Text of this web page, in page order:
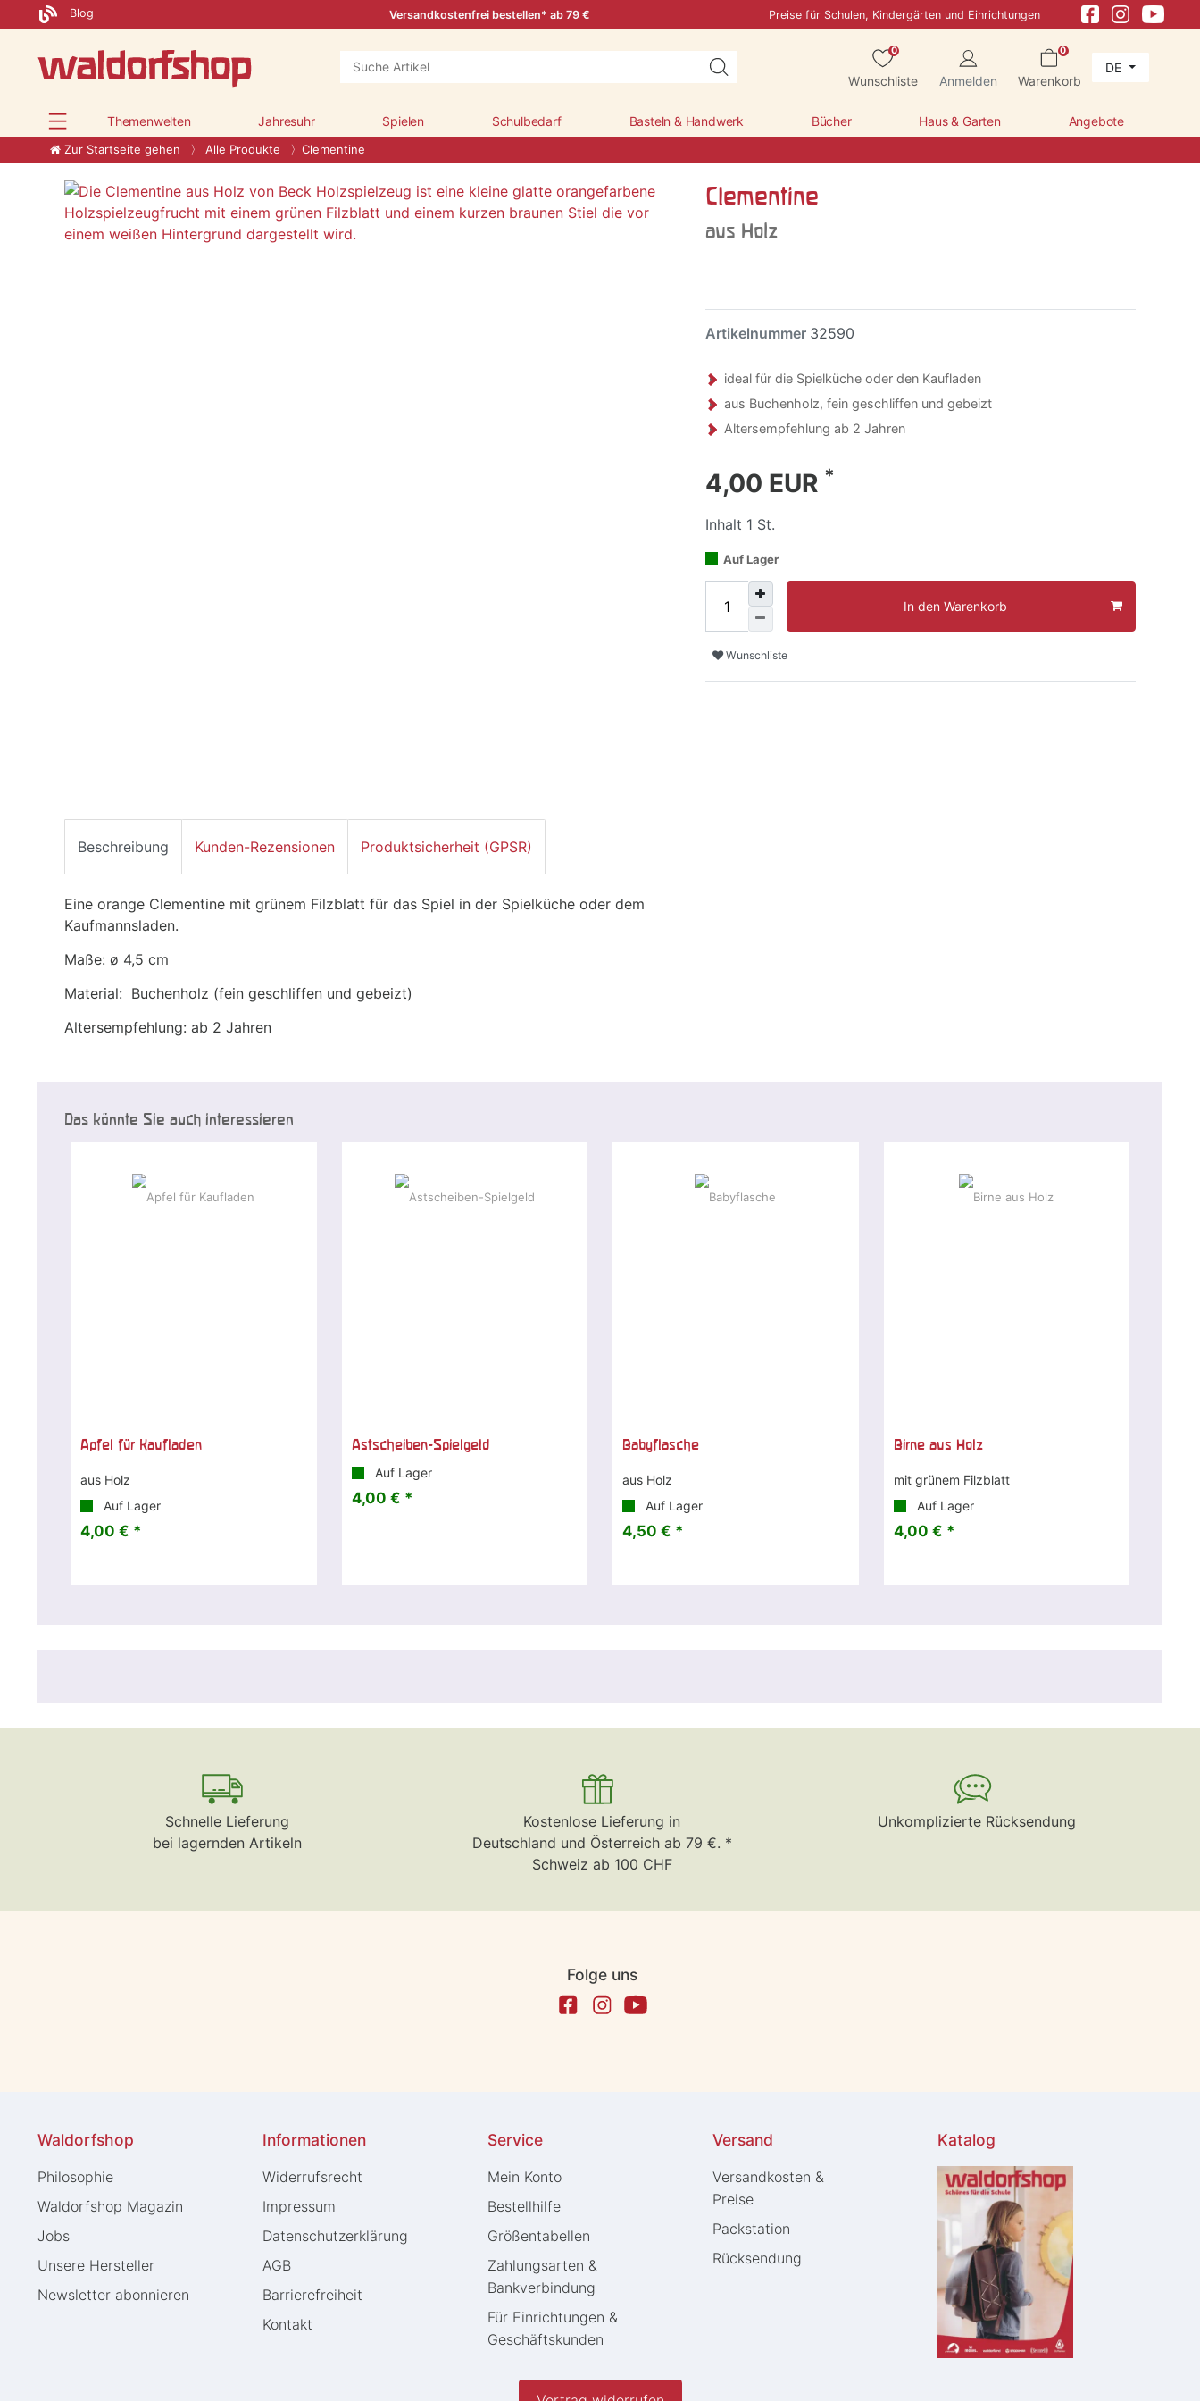
Blog Versandkostenfrei bestellen* ab 79 € Preise für Schulen, Kindergärten und Einrichtungen
0
Wunschliste Anmelden
0
Warenkorb
DE
Themenwelten Jahresuhr Spielen Schulbedarf Basteln & Handwerk Bücher Haus & Garten Angebote
Zur Startseite gehen Alle Produkte Clementine
Clementine
aus Holz
Artikelnummer 32590
ideal für die Spielküche oder den Kaufladen
aus Buchenholz, fein geschliffen und gebeizt
Altersempfehlung ab 2 Jahren
4,00 EUR *
Inhalt 1 St.
Auf Lager
In den Warenkorb
Wunschliste
Beschreibung Kunden-Rezensionen Produktsicherheit (GPSR)
Eine orange Clementine mit grünem Filzblatt für das Spiel in der Spielküche oder dem
Kaufmannsladen.
Maße: ø 4,5 cm
Material: Buchenholz (fein geschliffen und gebeizt)
Altersempfehlung: ab 2 Jahren
Das könnte Sie auch interessieren
Apfel für Kaufladen
aus Holz
Auf Lager
4,00 € *
Astscheiben-Spielgeld
Auf Lager
4,00 € *
Babyflasche
aus Holz
Auf Lager
4,50 € *
Birne aus Holz
mit grünem Filzblatt
Auf Lager
4,00 € *
Schnelle Lieferung
bei lagernden Artikeln
Kostenlose Lieferung in
Deutschland und Österreich ab 79 €. *
Schweiz ab 100 CHF
Unkomplizierte Rücksendung
Folge uns
Waldorfshop
Philosophie
Waldorfshop Magazin
Jobs
Unsere Hersteller
Newsletter abonnieren
Informationen
Widerrufs­recht
Impressum
Daten­schutz­erklärung
AGB
Barrierefreiheit
Kontakt
Service
Mein Konto
Bestellhilfe
Größentabellen
Zahlungsarten &
Bankverbindung
Für Einrichtungen &
Geschäftskunden
Versand
Versandkosten &
Preise
Packstation
Rücksendung
Katalog